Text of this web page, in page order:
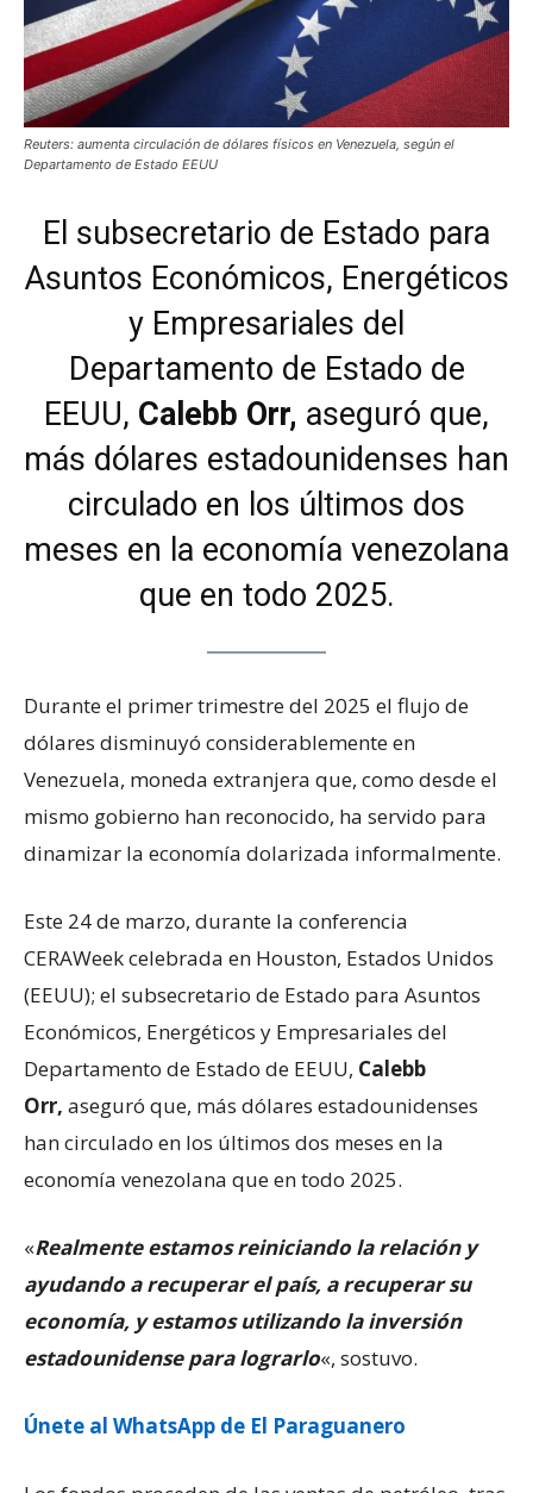
Reuters: aumenta circulación de dólares físicos en Venezuela, según el
Departamento de Estado EEUU
El subsecretario de Estado para
Asuntos Económicos, Energéticos
y Empresariales del
Departamento de Estado de
EEUU, Calebb Orr, aseguró que,
más dólares estadounidenses han
circulado en los últimos dos
meses en la economía venezolana
que en todo 2025.
Durante el primer trimestre del 2025 el flujo de
dólares disminuyó considerablemente en
Venezuela, moneda extranjera que, como desde el
mismo gobierno han reconocido, ha servido para
dinamizar la economía dolarizada informalmente.
Este 24 de marzo, durante la conferencia
CERAWeek celebrada en Houston, Estados Unidos
(EEUU); el subsecretario de Estado para Asuntos
Económicos, Energéticos y Empresariales del
Departamento de Estado de EEUU, Calebb
Orr, aseguró que, más dólares estadounidenses
han circulado en los últimos dos meses en la
economía venezolana que en todo 2025.
«Realmente estamos reiniciando la relación y
ayudando a recuperar el país, a recuperar su
economía, y estamos utilizando la inversión
estadounidense para lograrlo«, sostuvo.
Únete al WhatsApp de El Paraguanero